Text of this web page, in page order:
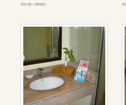
полу-люкс